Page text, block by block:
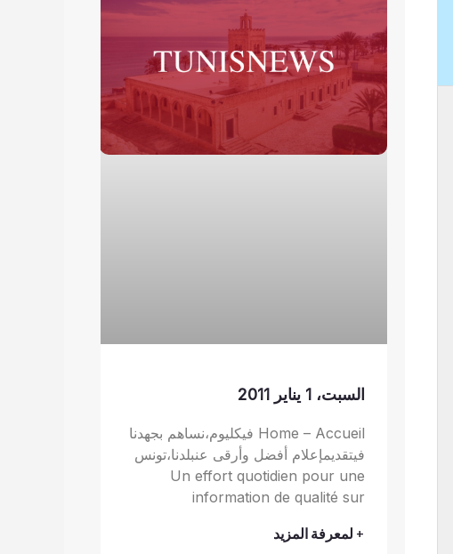
السبت، 1 يناير 2011
Home – Accueil فيكليوم،نساهم بجهدنا
فيتقديمإعلام أفضل وأرقى عنبلدنا،تونس
Un effort quotidien pour une
information de qualité sur
+ لمعرفة المزيد